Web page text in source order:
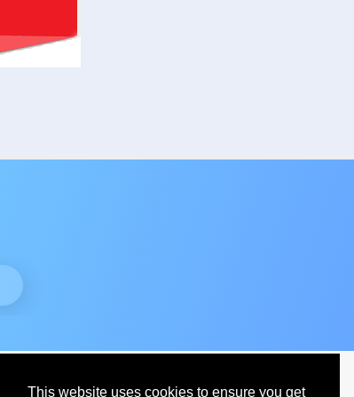
This website uses cookies to ensure you get